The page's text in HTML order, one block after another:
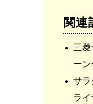
関連
三菱
ーン
サラ
ラ